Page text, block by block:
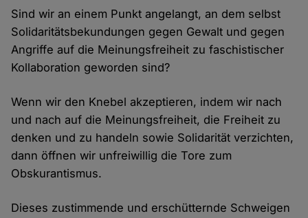
Sind wir an einem Punkt angelangt, an dem selbst
Solidaritätsbekundungen gegen Gewalt und gegen
Angriffe auf die Meinungsfreiheit zu faschistischer
Kollaboration geworden sind?
Wenn wir den Knebel akzeptieren, indem wir nach
und nach auf die Meinungsfreiheit, die Freiheit zu
denken und zu handeln sowie Solidarität verzichten,
dann öffnen wir unfreiwillig die Tore zum
Obskurantismus.
Dieses zustimmende und erschütternde Schweigen